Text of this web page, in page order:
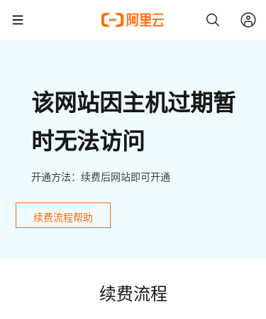
该网站因主机过期暂
时无法访问
开通方法：续费后网站即可开通
续费流程帮助
续费流程